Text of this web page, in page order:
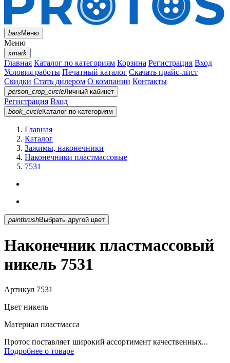
barsМеню
Меню
xmark
Главная Каталог по категориям Корзина Регистрация Вход
Условия работы Печатный каталог Скачать прайс-лист
Скидки Стать дилером О компании Контакты
person_crop_circleЛичный кабинет
Регистрация Вход
book_circleКаталог по категориям
Главная
Каталог
Зажимы, наконечники
Наконечники пластмассовые
7531
paintbrush Выбрать другой цвет
Наконечник пластмассовый
никель 7531
Артикул 7531
Цвет никель
Материал пластмасса
Протос поставляет широкий ассортимент качественных...
Подробнее о товаре